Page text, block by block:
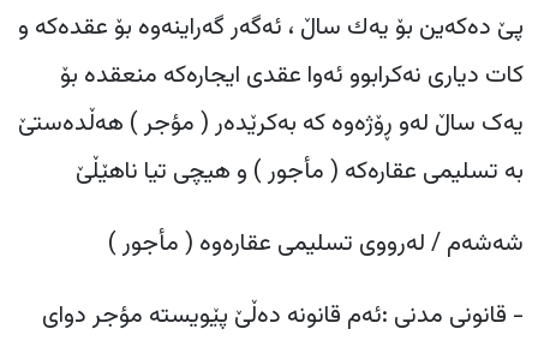
پێ دەکەین بۆ یەك ساڵ ، ئەگەر گەراینەوە بۆ عقدەکە و
کات دیاری نەکرابوو ئەوا عقدی ایجارەکە منعقدە بۆ
یەک ساڵ لەو ڕۆژەوە کە بەکرێدەر ( مؤجر ) هەڵدەستێ
بە تسلیمی عقارەکە ( مأجور ) و هیچی تیا ناهێڵێ
شەشەم / لەرووی تسلیمی عقارەوە ( مأجور )
‎- قانونی مدنی :ئەم قانونە دەڵێ پێویستە مؤجر دوای